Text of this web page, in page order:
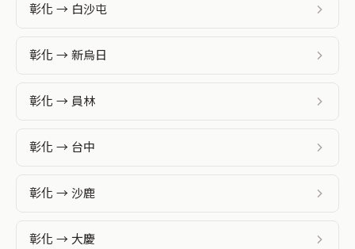
彰化 → 白沙屯
彰化 → 新烏日
彰化 → 員林
彰化 → 台中
彰化 → 沙鹿
彰化 → 大慶